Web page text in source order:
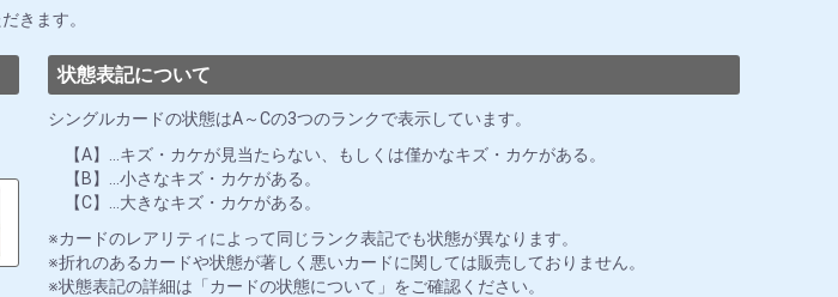
きます。
状態表記について
シングルカードの状態はA～Cの3つのランクで表示しています。
【A】…キズ・カケが見当たらない、もしくは僅かなキズ・カケがある。
【B】…小さなキズ・カケがある。
【C】…大きなキズ・カケがある。
カードのレアリティによって同じランク表記でも状態が異なります。
折れのあるカードや状態が著しく悪いカードに関しては販売しておりません。
状態表記の詳細は「カードの状態について」をご確認ください。